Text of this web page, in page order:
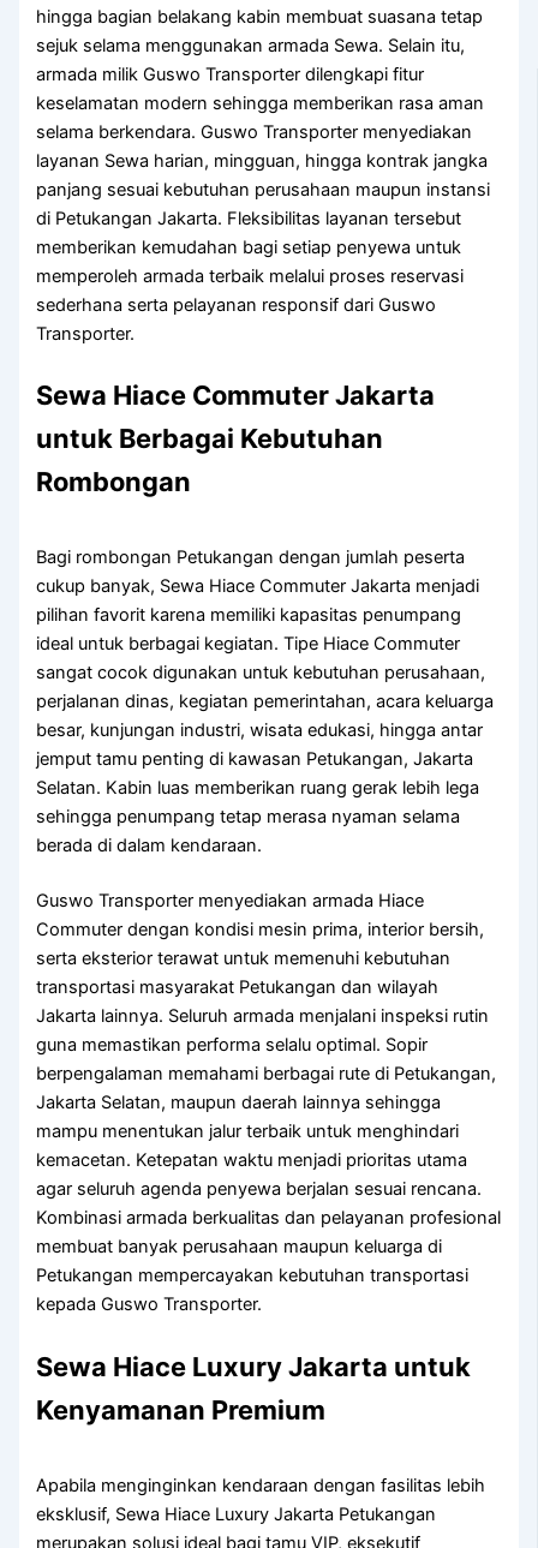
hingga bagian belakang kabin membuat suasana tetap
sejuk selama menggunakan armada Sewa. Selain itu,
armada milik Guswo Transporter dilengkapi fitur
keselamatan modern sehingga memberikan rasa aman
selama berkendara. Guswo Transporter menyediakan
layanan Sewa harian, mingguan, hingga kontrak jangka
panjang sesuai kebutuhan perusahaan maupun instansi
di Petukangan Jakarta. Fleksibilitas layanan tersebut
memberikan kemudahan bagi setiap penyewa untuk
memperoleh armada terbaik melalui proses reservasi
sederhana serta pelayanan responsif dari Guswo
Transporter.
Sewa Hiace Commuter Jakarta
untuk Berbagai Kebutuhan
Rombongan
Bagi rombongan Petukangan dengan jumlah peserta
cukup banyak, Sewa Hiace Commuter Jakarta menjadi
pilihan favorit karena memiliki kapasitas penumpang
ideal untuk berbagai kegiatan. Tipe Hiace Commuter
sangat cocok digunakan untuk kebutuhan perusahaan,
perjalanan dinas, kegiatan pemerintahan, acara keluarga
besar, kunjungan industri, wisata edukasi, hingga antar
jemput tamu penting di kawasan Petukangan, Jakarta
Selatan. Kabin luas memberikan ruang gerak lebih lega
sehingga penumpang tetap merasa nyaman selama
berada di dalam kendaraan.
Guswo Transporter menyediakan armada Hiace
Commuter dengan kondisi mesin prima, interior bersih,
serta eksterior terawat untuk memenuhi kebutuhan
transportasi masyarakat Petukangan dan wilayah
Jakarta lainnya. Seluruh armada menjalani inspeksi rutin
guna memastikan performa selalu optimal. Sopir
berpengalaman memahami berbagai rute di Petukangan,
Jakarta Selatan, maupun daerah lainnya sehingga
mampu menentukan jalur terbaik untuk menghindari
kemacetan. Ketepatan waktu menjadi prioritas utama
agar seluruh agenda penyewa berjalan sesuai rencana.
Kombinasi armada berkualitas dan pelayanan profesional
membuat banyak perusahaan maupun keluarga di
Petukangan mempercayakan kebutuhan transportasi
kepada Guswo Transporter.
Sewa Hiace Luxury Jakarta untuk
Kenyamanan Premium
Apabila menginginkan kendaraan dengan fasilitas lebih
eksklusif, Sewa Hiace Luxury Jakarta Petukangan
merupakan solusi ideal bagi tamu VIP, eksekutif